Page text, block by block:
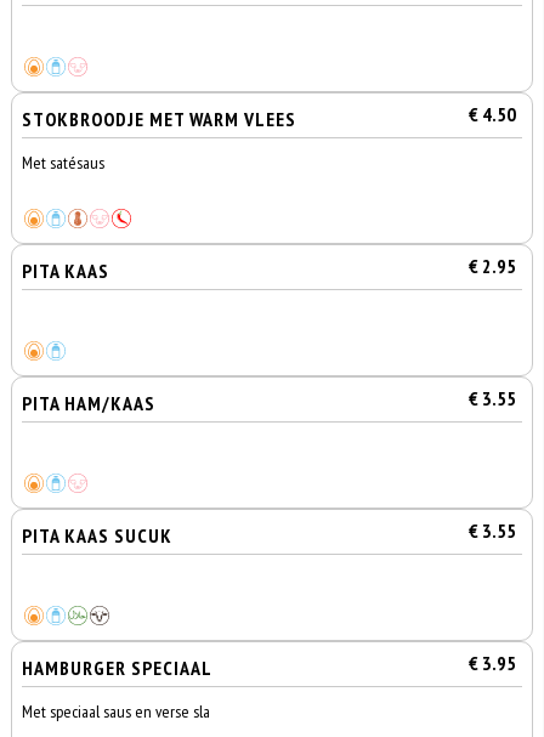
STOKBROODJE MET WARM VLEES € 4.50
Met satésaus
PITA KAAS € 2.95
PITA HAM/KAAS € 3.55
PITA KAAS SUCUK € 3.55
HAMBURGER SPECIAAL € 3.95
Met speciaal saus en verse sla